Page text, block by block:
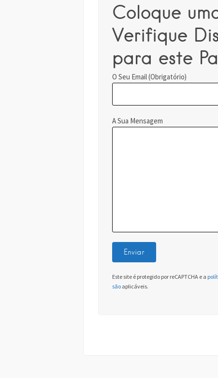
Coloque
Verifique
para este
O Seu Email (Obrigatório)
A Sua Mensagem
Este site é protegido por reCAPTCHA e a
são aplicáveis.